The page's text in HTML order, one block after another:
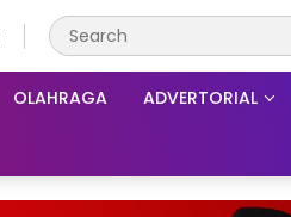
OLAHRAGA ADVERTORIAL